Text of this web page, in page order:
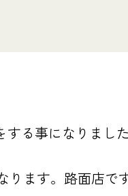
する事になりまし
ります。路面店で